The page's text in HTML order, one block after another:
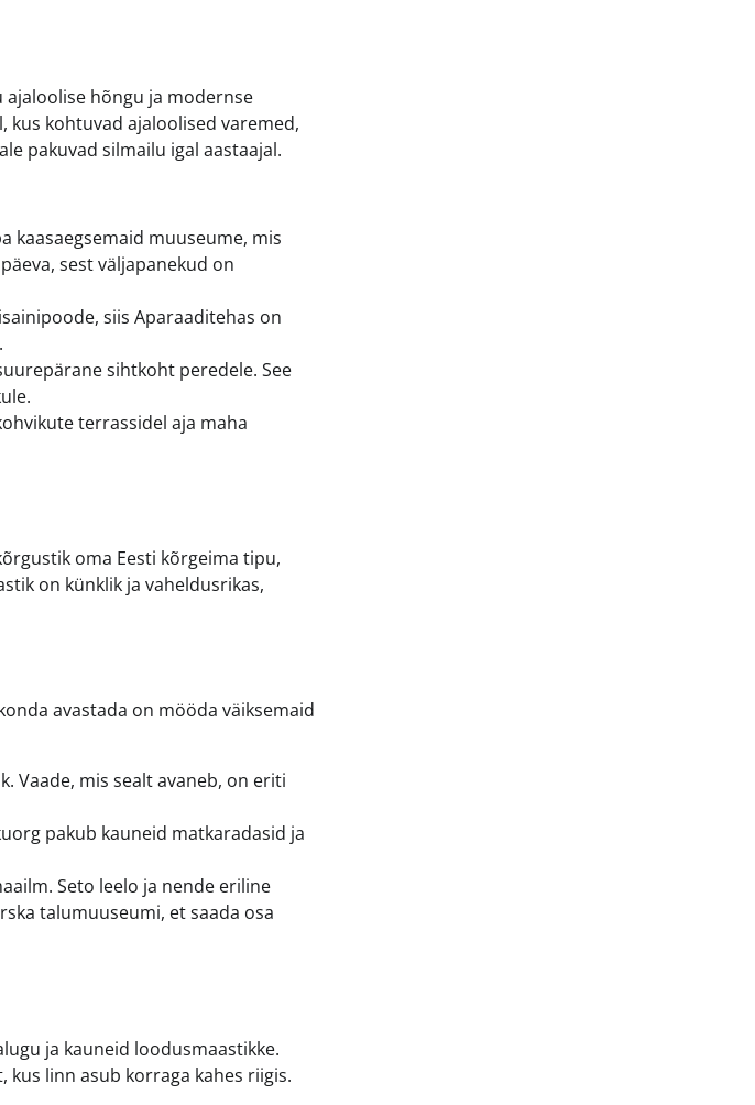
hõngu ja modernse
kus kohtuvad ajaloolised varemed,
pakuvad silmailu igal aastaajal.
kaasaegsemaid muuseume, mis
sest väljapanekud on
siis Aparaaditehas on
sihtkoht peredele. See
terrassidel aja maha
oma Eesti kõrgeima tipu,
on künklik ja vaheldusrikas,
avastada on mööda väiksemaid
Vaade, mis sealt avaneb, on eriti
pakub kauneid matkaradasid ja
Seto leelo ja nende eriline
talumuuseumi, et saada osa
ja kauneid loodusmaastikke.
linn asub korraga kahes riigis.